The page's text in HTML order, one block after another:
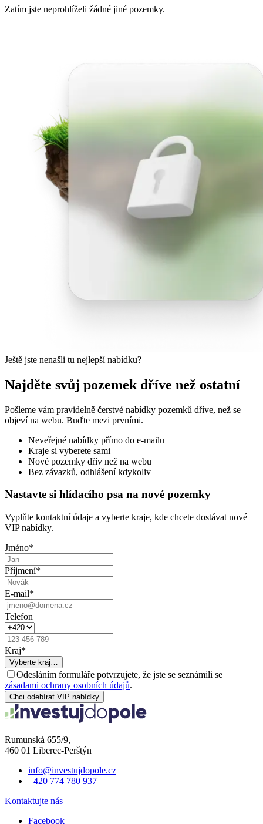
Zatím jste neprohlíželi žádné jiné pozemky.
Ještě jste nenašli tu nejlepší nabídku?
Najděte svůj pozemek dříve než ostatní
Pošleme vám pravidelně čerstvé nabídky pozemků dříve, než se
objeví na webu. Buďte mezi prvními.
Neveřejné nabídky přímo do e-mailu
Kraje si vyberete sami
Nové pozemky dřív než na webu
Bez závazků, odhlášení kdykoliv
Nastavte si hlídacího psa na nové pozemky
Vyplňte kontaktní údaje a vyberte kraje, kde chcete dostávat nové
VIP nabídky.
Jméno*
Příjmení*
E-mail*
Telefon
Kraj*
Vyberte kraj…
Odesláním formuláře potvrzujete, že jste se seznámili se
zásadami ochrany osobních údajů.
Chci odebírat VIP nabídky
Rumunská 655/9,
460 01 Liberec-Perštýn
info@investujdopole.cz
+420 774 780 937
Kontaktujte nás
Facebook